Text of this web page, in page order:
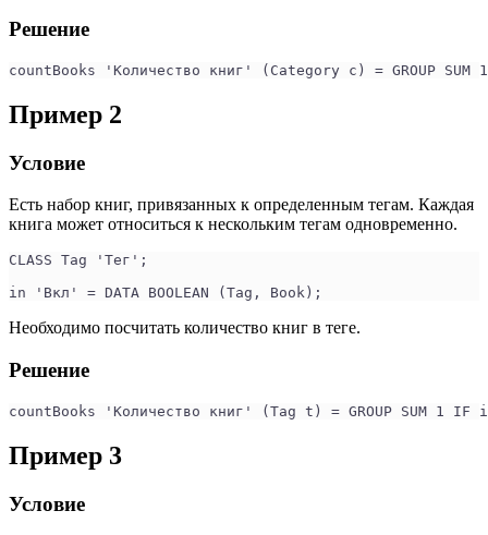
Решение
countBooks 'Количество книг' (Category c) = GROUP
Пример 2
Условие
Есть набор книг, привязанных к определенным тегам. Каждая
книга может относиться к нескольким тегам одновременно.
CLASS Tag 'Тег';
in 'Вкл' = DATA BOOLEAN (Tag, Book);
Необходимо посчитать количество книг в теге.
Решение
countBooks 'Количество книг' (Tag t) = GROUP SUM 1
Пример 3
Условие